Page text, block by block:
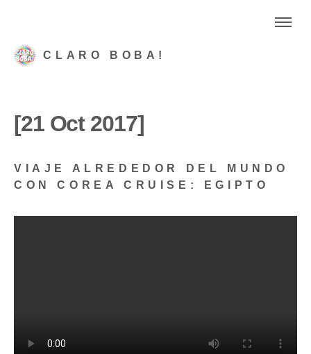
CLARO BOBA!
[21 Oct 2017]
VIAJE ALREDEDOR DEL MUNDO
CON COREA CRUISE: EGIPTO